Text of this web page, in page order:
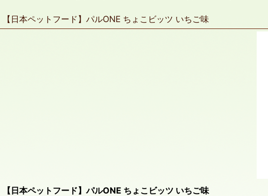
【日本ペットフード】パルONE ちょこビッツ いちご味
【日本ペットフード】パルONE ちょこビッツ いちご味